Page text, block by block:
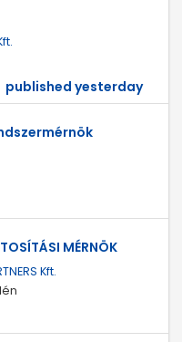
published yesterday
MÉRNÖK
Kft.